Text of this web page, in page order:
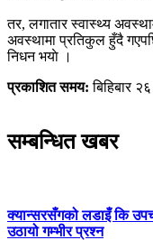
तर, लगातार स्वास्थ्य
अवस्थामा प्रतिकुल हुँदै
निधन भयाे ।
प्रकाशित समय: बिहिबार
सम्बन्धित खबर
क्यान्सरसँगको लडाइँ कि
उठायो गम्भीर प्रश्न